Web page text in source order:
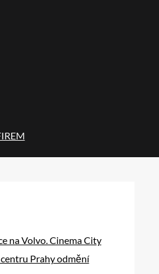
na Volvo. Cinema City
Prahy odmění